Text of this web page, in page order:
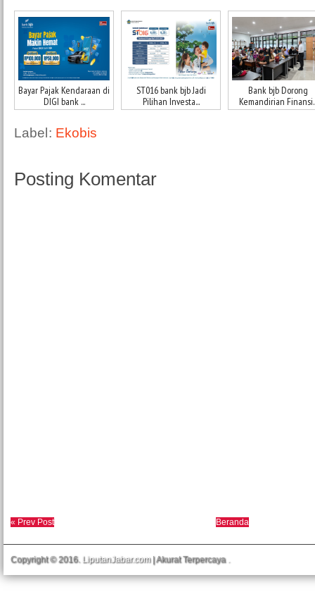
Bayar Pajak Kendaraan di
DIGI bank ...
ST016 bank bjb Jadi
Pilihan Investa...
Bank bjb Dorong
Kemandirian
Label: Ekobis
Posting Komentar
« Prev Post Beranda
Copyright © 2016. LiputanJabar.com| Akurat Terpercaya